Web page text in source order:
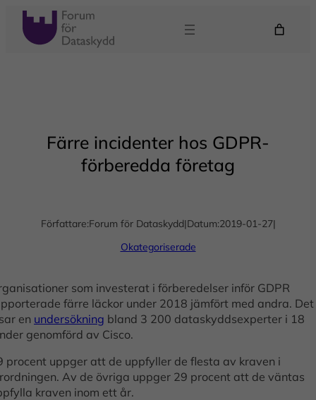
Hoppa
innehåll
Färre incidenter hos GDPR-
förberedda företag
Författare:Forum för Dataskydd|Datum:2019-01-27|
Okategoriserade
som investerat i förberedelser inför GDPR
färre läckor under 2018 jämfört med andra. Det
en undersökning bland 3 200 dataskyddsexperter i 18
genomförd av Cisco.
procent uppger att de uppfyller de flesta av kraven i
Av de övriga uppger 29 procent att de väntas
kraven inom ett år.